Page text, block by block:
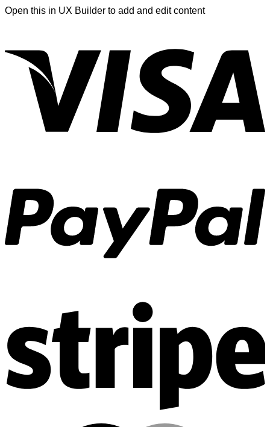
Open this in UX Builder to add and edit content